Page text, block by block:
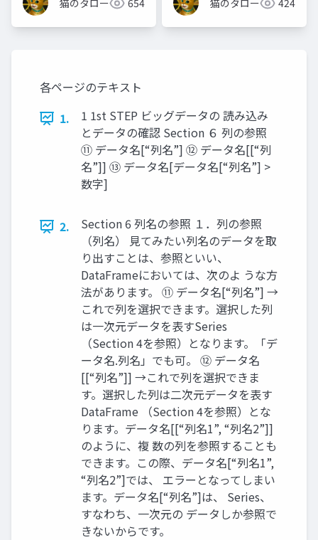
猫のタロー 654 猫のタロー 424
各ページのテキスト
1.
1 1st STEP ビッグデータの 読み込み
とデータの確認 Section ６ 列の参照
⑪ データ名[“列名”] ⑫ データ名[[“列
名”]] ⑬ データ名[データ名[“列名”] >
数字]
2.
Section 6 列名の参照 １．列の参照
（列名） 見てみたい列名のデータを取
り出すことは、参照といい、
DataFrameにおいては、次のよ うな方
法があります。 ⑪ データ名[“列名”] →
これで列を選択できます。選択した列
は一次元データを表すSeries
（Section 4を参照）となります。「デ
ータ名.列名」でも可。 ⑫ データ名
[[“列名”]] →これで列を選択できま
す。選択した列は二次元データを表す
DataFrame （Section 4を参照）とな
ります。データ名[[“列名1”, “列名2”]]
のように、複 数の列を参照することも
できます。この際、データ名[“列名1”,
“列名2”]では、 エラーとなってしまい
ます。データ名[“列名”]は、 Series、
すなわち、一次元の データしか参照で
きないからです。